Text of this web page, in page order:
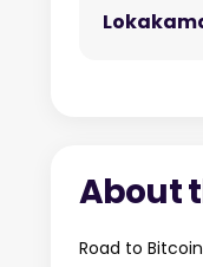
About
Road to